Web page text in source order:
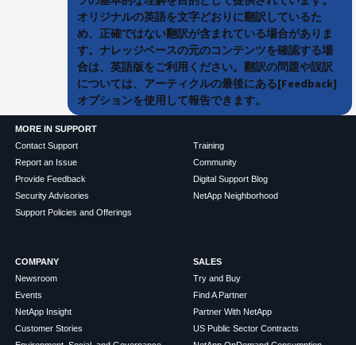
オリジナルの英語を文字どおりに翻訳しているた
め、正確ではない翻訳が含まれている場合がありま
す。ナレッジベースの元のコンテンツを確認する場
合は、英語版をご利用ください。翻訳の問題や誤訳
については、アーティクルの最後にある[Feedback]
オプションを使用して報告できます。
MORE IN SUPPORT
Contact Support
Report an Issue
Provide Feedback
Security Advisories
Support Policies and Offerings
Training
Community
Digital Support Blog
NetApp Neighborhood
COMPANY
Newsroom
Events
NetApp Insight
Customer Stories
SALES
Try and Buy
Find A Partner
Partner With NetApp
US Public Sector Contracts